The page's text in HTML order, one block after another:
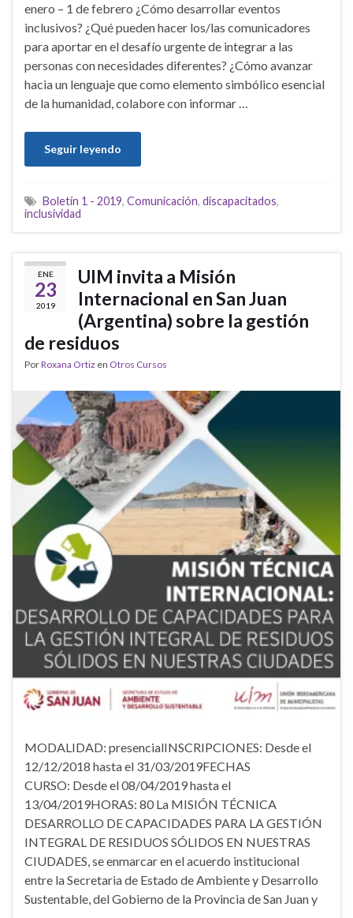
enero – 1 de febrero ¿Cómo desarrollar eventos
inclusivos? ¿Qué pueden hacer los/las comunicadores
para aportar en el desafío urgente de integrar a las
personas con necesidades diferentes? ¿Cómo avanzar
hacia un lenguaje que como elemento simbólico esencial
de la humanidad, colabore con informar …
Seguir leyendo
Boletín 1 - 2019, Comunicación, discapacitados,
inclusividad
ENE
23
2019
UIM invita a Misión
Internacional en San Juan
(Argentina) sobre la gestión
de residuos
PorRoxana Ortiz en Otros Cursos
MODALIDAD: presencialINSCRIPCIONES: Desde el
12/12/2018 hasta el 31/03/2019FECHAS
CURSO: Desde el 08/04/2019 hasta el
13/04/2019HORAS: 80 La MISIÓN TÉCNICA
DESARROLLO DE CAPACIDADES PARA LA GESTIÓN
INTEGRAL DE RESIDUOS SÓLIDOS EN NUESTRAS
CIUDADES, se enmarcar en el acuerdo institucional
entre la Secretaria de Estado de Ambiente y Desarrollo
Sustentable, del Gobierno de la Provincia de San Juan y